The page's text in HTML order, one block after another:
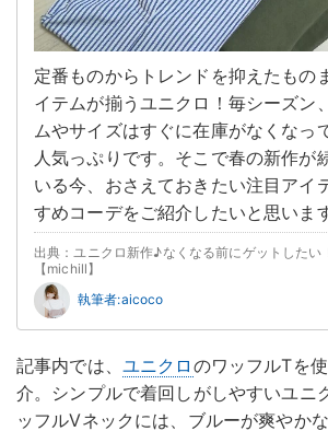
定番ものからトレンドを抑えたもの
イテムが揃うユニクロ！毎シーズン
ムやサイズはすぐに在庫がなくなっ
人気っぷりです。そこで春の新作が
いる今、おさえておきたい注目アイ
すめコーデをご紹介したいと思います
出典：ユニクロ新作♪なくなる前にゲットしたい
【michill】
執筆者:aicoco
記事内では、 ユニクロ のワッフルTを
介。シンプルで着回しがしやすいユニ
ッフルVネックには、ブルーが爽やか